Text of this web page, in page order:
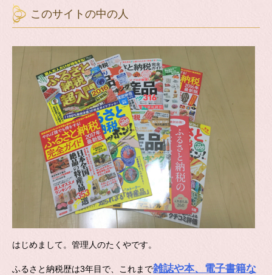
このサイトの中の人
はじめまして。管理人のたくやです。
ふるさと納税歴は3年目で、これまで雑誌や本、電子書籍な